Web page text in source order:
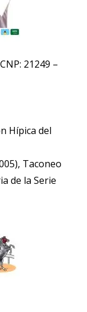
21249 –
Hípica del
Taconeo
de la Serie